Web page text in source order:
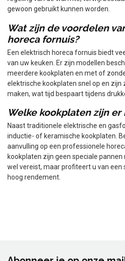
regeling van de warmte, terwijl
gewoon gebruikt kunnen worden.
Wat zijn de voordelen
horeca fornuis?
Een elektrisch horeca fornuis biedt
van uw keuken. Er zijn modellen
meerdere kookplaten en met of
elektrische kookplaten snel op en zijn
maken, wat tijd bespaart tijdens
Welke kookplaten zijn er
Naast traditionele elektrische en
inductie- of keramische kookplaten.
aanvulling op een professionele
kookplaten zijn geen speciale pannen
wel vereist, maar profiteert u van een
hoog rendement.